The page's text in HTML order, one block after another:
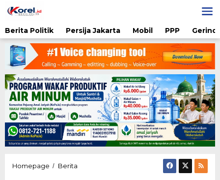
ke
Berita Politik
Persija Jakarta Mobil PPP
Homepage / Berita